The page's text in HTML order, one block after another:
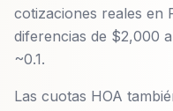
cotizaciones reales en
diferencias de $2,000
~0.1.
Las cuotas HOA